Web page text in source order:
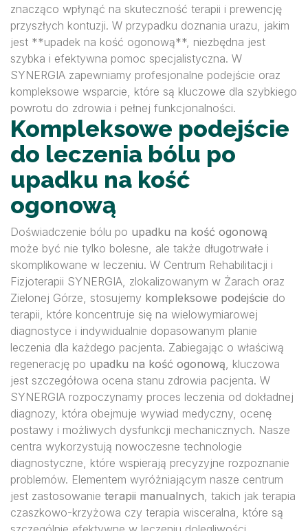
znacząco wpłynąć na skuteczność terapii i prewencję
przyszłych kontuzji. W przypadku doznania urazu, jakim
jest **upadek na kość ogonową**, niezbędna jest
szybka i efektywna pomoc specjalistyczna. W
SYNERGIA zapewniamy profesjonalne podejście oraz
kompleksowe wsparcie, które są kluczowe dla szybkiego
powrotu do zdrowia i pełnej funkcjonalności.
Kompleksowe podejście
do leczenia bólu po
upadku na kość
ogonową
Doświadczenie bólu po upadku na kość ogonową
może być nie tylko bolesne, ale także długotrwałe i
skomplikowane w leczeniu. W Centrum Rehabilitacji i
Fizjoterapii SYNERGIA, zlokalizowanym w Żarach oraz
Zielonej Górze, stosujemy kompleksowe podejście do
terapii, które koncentruje się na wielowymiarowej
diagnostyce i indywidualnie dopasowanym planie
leczenia dla każdego pacjenta. Zabiegając o właściwą
regenerację po upadku na kość ogonową, kluczowa
jest szczegółowa ocena stanu zdrowia pacjenta. W
SYNERGIA rozpoczynamy proces leczenia od dokładnej
diagnozy, która obejmuje wywiad medyczny, ocenę
postawy i możliwych dysfunkcji mechanicznych. Nasze
centra wykorzystują nowoczesne technologie
diagnostyczne, które wspierają precyzyjne rozpoznanie
problemów. Elementem wyróżniającym nasze centrum
jest zastosowanie terapii manualnych, takich jak terapia
czaszkowo-krzyżowa czy terapia wisceralna, które są